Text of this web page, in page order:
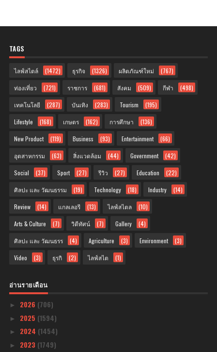
TAGS
ไลฟ์สไตล์ (1472) ธุรกิจ (1326) ผลิตภัณฑ์ใหม่ (767)
ท่องเที่ยว (721) ราชการ (681) สังคม (509) กีฬา (498)
เทคโนโลยี (287) บันเทิง (283) Tourism (195)
Lifestyle (168) เกษตร (162) การศึกษา (136)
New Product (119) Business (93) Entertainment (66)
อุตสาหกรรม (63) สิ่งแวดล้อม (44) Government (42)
Social (37) Sport (27) รีวิว (27) Education (22)
ศิลปะ และ วัฒนธรรม (19) Technology (18) Industry (14)
Review (14) แกลเลอรี (13) ไลฟ์สไตล (10)
Arts & Culture (7) วิดีทัศน์ (7) Gallery (4)
ศิลปะ และ วัฒนธรร (4) Agriculture (3) Environment (3)
Video (3) ธุรกิ (2) ไลฟ์สไต (1)
อ่านรายเดือน
► 2026 (706)
► 2025 (1594)
► 2024 (1454)
► 2023 (1749)